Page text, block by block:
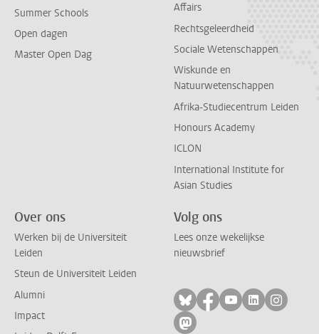
Summer Schools
Open dagen
Master Open Dag
Affairs
Rechtsgeleerdheid
Sociale Wetenschappen
Wiskunde en
Natuurwetenschappen
Afrika-Studiecentrum Leiden
Honours Academy
ICLON
International Institute for
Asian Studies
Over ons
Werken bij de Universiteit
Leiden
Steun de Universiteit Leiden
Alumni
Impact
Volg ons
Lees onze wekelijkse
nieuwsbrief
Volg ons op bluesky
Volg ons op
Volg ons op
Volg ons
Volg
Volg ons op mastodon